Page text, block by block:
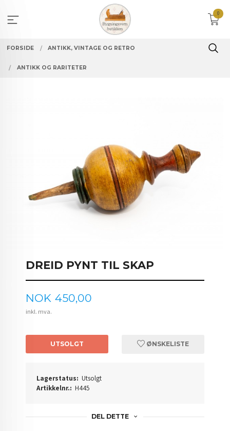
innholdet
0
FORSIDE ANTIKK, VINTAGE OG RETRO
ANTIKK OG RARITETER
DREID PYNT TIL SKAP
Pris
NOK 450,00
inkl. mva.
UTSOLGT ØNSKELISTE
Lagerstatus: Utsolgt
Artikkelnr.: H445
DEL DETTE